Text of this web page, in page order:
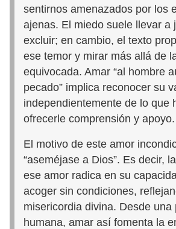
sentirnos amenazados por los
ajenas. El miedo suele llevar a
excluir; en cambio, el texto
ese temor y mirar más allá de
equivocada. Amar “al hombre
pecado” implica reconocer su
independientemente de lo que
ofrecerle comprensión y apoyo.
El motivo de este amor
“aseméjase a Dios”. Es decir,
ese amor radica en su
acoger sin condiciones,
misericordia divina. Desde una
humana, amar así fomenta la